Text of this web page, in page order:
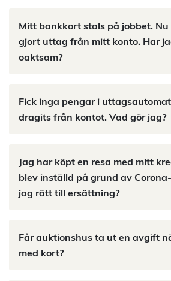
Mitt bankkort stals på jobbet.
gjort uttag från mitt konto. Har
oaktsam?
Fick inga pengar i
dragits från kontot. Vad gör jag?
Jag har köpt en resa med mitt
blev inställd på grund av
jag rätt till ersättning?
Får auktionshus ta ut en avgift
med kort?